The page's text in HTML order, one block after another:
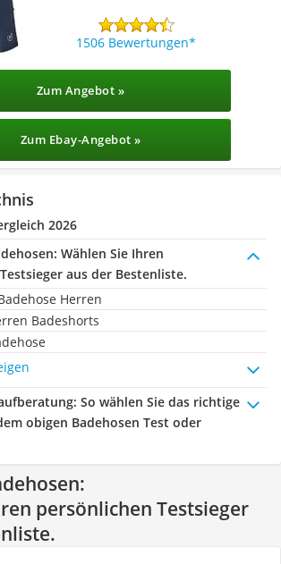
1506 Bewertungen
Zum Angebot »
Zum Ebay-Angebot »
2026
Wählen Sie Ihren
aus der Bestenliste.
Herren
Badeshorts
: So wählen Sie das richtige
obigen Badehosen Test oder
persönlichen Testsieger